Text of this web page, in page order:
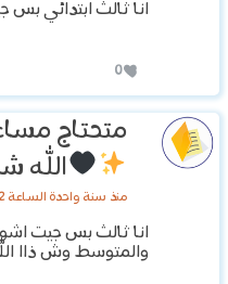
انا ثالث ابتدائي
0
متحتاج
الله
منذ سنة واحدة الساعة 12:42
انا ثالث بس جيت
والمتوسط وش ذاا